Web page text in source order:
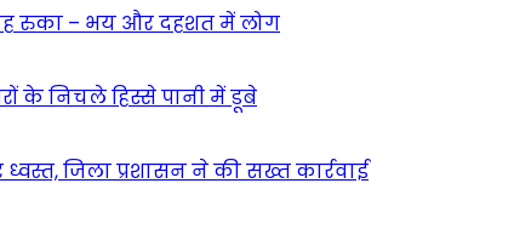
रुका – भय और दहशत में लोग
के निचले हिस्से पानी में डूबे
जिला प्रशासन ने की सख्त कार्रवाई